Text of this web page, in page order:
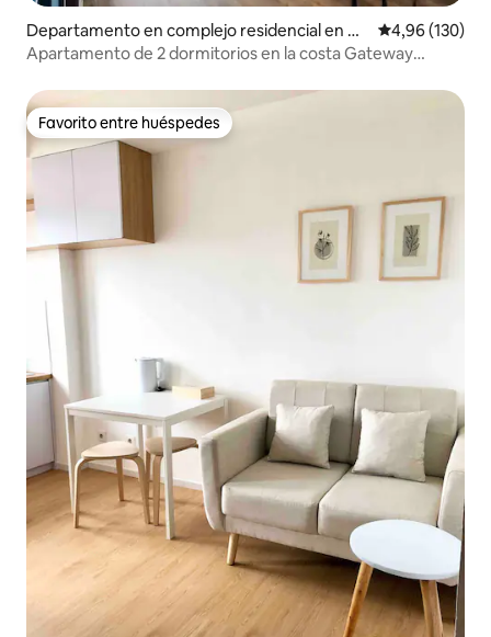
Departamento en complejo residencial en Ke
camatan Cicendo
Calificación
4,96 (130)
Apartamento de 2 dormitorios en la costa Gateway
Favorito entre huéspedes
Favorito entre huéspedes